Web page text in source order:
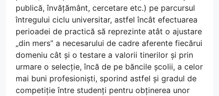
publică, învățământ, cercetare etc.) pe parcursul
întregului ciclu universitar, astfel încât efectuarea
perioadei de practică să reprezinte atât o ajustare
„din mers” a necesarului de cadre aferente fiecărui
domeniu cât și o testare a valorii tinerilor și prin
urmare o selecție, încă de pe băncile școlii, a celor
mai buni profesioniști, sporind astfel și gradul de
competiție între studenți pentru obținerea unor